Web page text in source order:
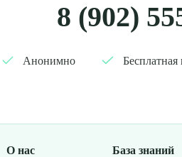
8 (902)
Анонимно Бесплатная
О нас База знаний